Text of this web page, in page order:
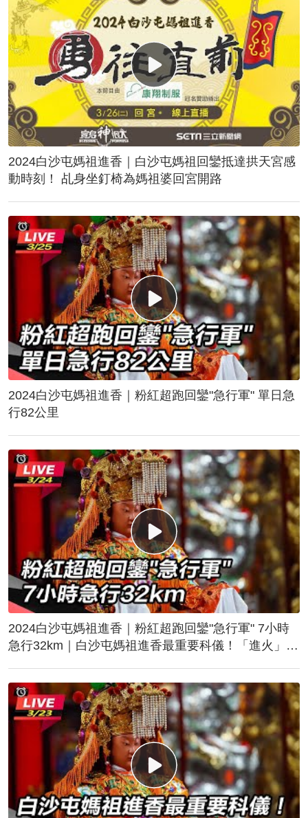
2024白沙屯媽祖進香｜白沙屯媽祖回鑾抵達拱天宮感
動時刻！ 乩身坐釘椅為媽祖婆回宮開路
2024白沙屯媽祖進香｜粉紅超跑回鑾"急行軍" 單日急
行82公里
2024白沙屯媽祖進香｜粉紅超跑回鑾"急行軍" 7小時
急行32km｜白沙屯媽祖進香最重要科儀！「進火」儀